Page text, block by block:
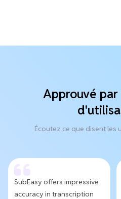
Approuvé
Écoutez ce que disent les
SubEasy offers impressive
accuracy in transcription